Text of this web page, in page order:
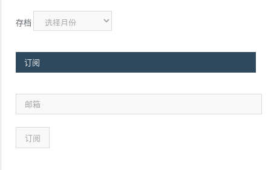
存档
订阅